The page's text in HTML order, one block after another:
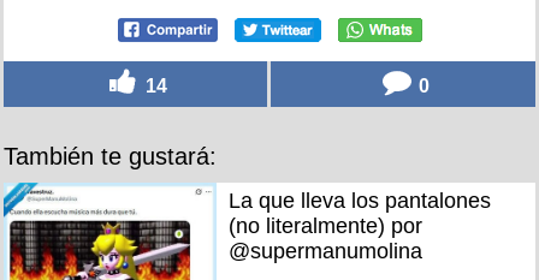
14 0
También te gustará:
La que lleva los pantalones
(no literalmente) por
@supermanumolina